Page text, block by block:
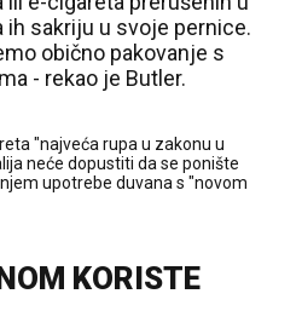
ih sakriju u svoje pernice.
obično pakovanje s
- rekao je Butler.
"najveća rupa u zakonu u
neće dopustiti da se ponište
upotrebe duvana s "novom
KORISTE